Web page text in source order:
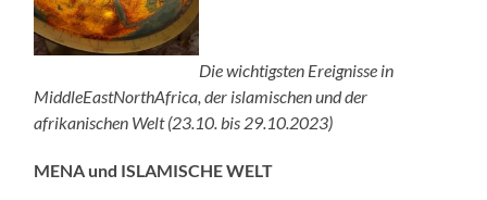
Die wichtigsten Ereignisse in
MiddleEastNorthAfrica, der islamischen und der
afrikanischen Welt (23.10. bis 29.10.2023)
MENA und ISLAMISCHE WELT